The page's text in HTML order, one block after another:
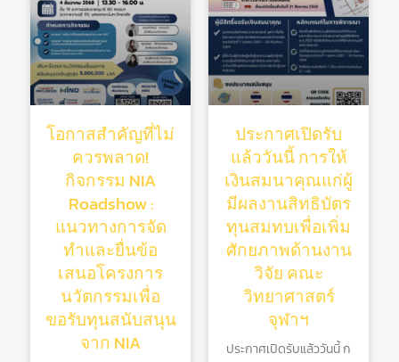
โอกาสสำคัญที่ไม่
ควรพลาด!
กิจกรรม NIA
Roadshow :
แนวทางการจัด
ทำและยื่นข้อ
เสนอโครงการ
นวัตกรรมเพื่อ
ขอรับทุนสนับสนุน
จาก NIA
ประกาศเปิดรับ
แล้ววันนี้ การให้
เงินสมนาคุณแก่ผู้
มีผลงานสิทธิบัตร
ทุนสมทบเพื่อเพิ่ม
ศักยภาพด้านงาน
วิจัย คณะ
วิทยาศาสตร์
จุฬาฯ
ประกาศเปิดรับแล้ววันนี้ ก